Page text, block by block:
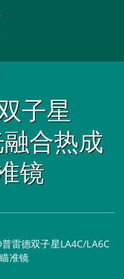
子星
融合热成
镜
普雷德双子星LA4C/LA6C
准镜